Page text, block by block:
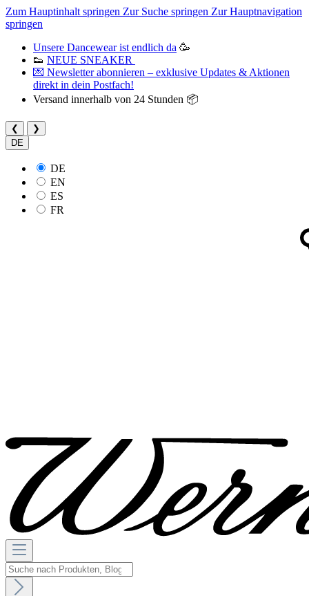
Zum Hauptinhalt springen Zur Suche springen Zur Hauptnavigation
springen
Unsere Dancewear ist endlich da 🥳
👟 NEUE SNEAKER
💌 Newsletter abonnieren – exklusive Updates & Aktionen
direkt in dein Postfach!
Versand innerhalb von 24 Stunden 📦
❮
❯
DE
DE
EN
ES
FR